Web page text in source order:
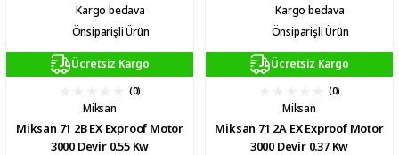
Kargo bedava
Önsiparişli Ürün
Kargo bedava
Önsiparişli Ürün
Ücretsiz Kargo
(0)
Miksan
Miksan 71 2B EX Exproof Motor
3000 Devir 0.55 Kw
Ücretsiz Kargo
(0)
Miksan
Miksan 71 2A EX Exproof Motor
3000 Devir 0.37 Kw